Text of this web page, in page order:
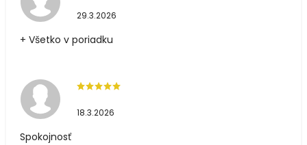
29.3.2026
+ Všetko v poriadku
18.3.2026
Spokojnosť